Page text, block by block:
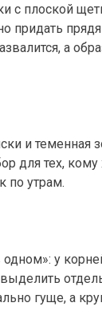
с плоской
придать
а
и теменная
для тех, кому
по утрам.
у
гуще, а